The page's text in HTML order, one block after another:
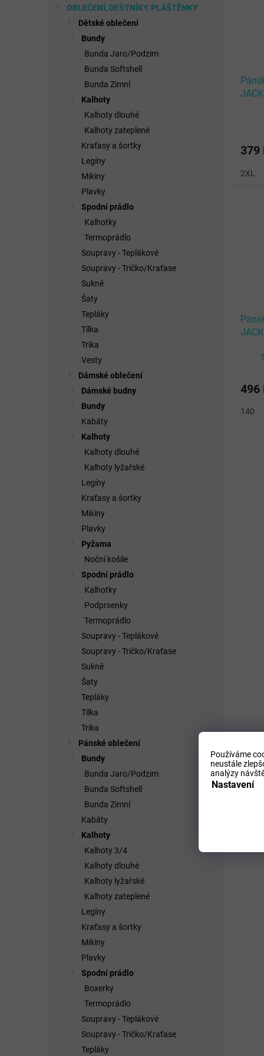
Používáme
neustále
analýzy
Nastavení
OBLEČENÍ, DEŠTNÍKY, PLÁŠTĚNKY
Dětské oblečení
Bundy
Bunda Jaro/Podzim
Bunda Softshell
Bunda Zimní
Kalhoty
Kalhoty dlouhé
Kalhoty zateplené
Kraťasy a šortky
Legíny
Mikiny
Plavky
Spodní prádlo
Kalhotky
Termoprádlo
Soupravy - Teplákové
Soupravy - Tričko/Kraťase
Sukně
Šaty
Tepláky
Tílka
Trika
Vesty
Dámské oblečení
Dámské budny
Bundy
Kabáty
Kalhoty
Kalhoty dlouhé
Kalhoty lyžařské
Legíny
Kraťasy a šortky
Mikiny
Plavky
Pyžama
Noční košile
Spodní prádlo
Kalhotky
Podprsenky
Termoprádlo
Soupravy - Teplákové
Soupravy - Tričko/Kraťase
Sukně
Šaty
Tepláky
Tílka
Trika
Pánské oblečení
Bundy
Bunda Jaro/Podzim
Bunda Softshell
Bunda Zimní
Kabáty
Kalhoty
Kalhoty 3/4
Kalhoty dlouhé
Kalhoty lyžařské
Kalhoty zateplené
Legíny
Kraťasy a šortky
Mikiny
Plavky
Spodní prádlo
Boxerky
Termoprádlo
Soupravy - Teplákové
Soupravy - Tričko/Kraťase
Tepláky
379
2XL
496
140